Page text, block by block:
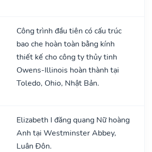
Công trình đầu tiên có cấu trúc
bao che hoàn toàn bằng kính
thiết kế cho công ty thủy tinh
Owens-Illinois hoàn thành tại
Toledo, Ohio, Nhật Bản.
Elizabeth I đăng quang Nữ hoàng
Anh tại Westminster Abbey,
Luân Đôn.